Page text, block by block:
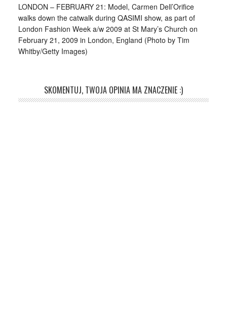
LONDON – FEBRUARY 21: Model, Carmen Dell’Orifice
walks down the catwalk during QASIMI show, as part of
London Fashion Week a/w 2009 at St Mary’s Church on
February 21, 2009 in London, England (Photo by Tim
Whitby/Getty Images)
SKOMENTUJ, TWOJA OPINIA MA ZNACZENIE :)